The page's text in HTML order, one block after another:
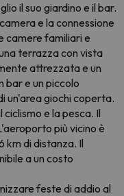
il suo giardino e il bar.
e la connessione
camere familiari e
terrazza con vista
attrezzata e un
bar e un piccolo
un'area giochi coperta.
e la pesca. Il
più vicino è
km di distanza. Il
a un costo
feste di addio al